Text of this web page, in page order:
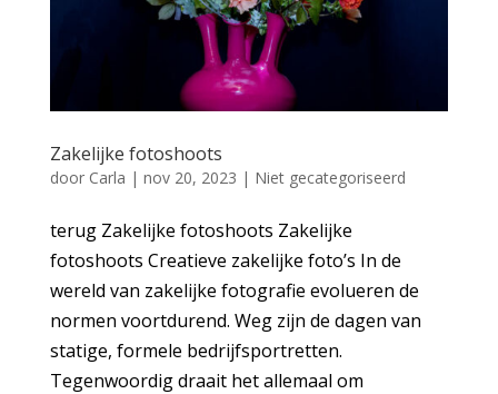
Zakelijke fotoshoots
door Carla | nov 20, 2023 | Niet gecategoriseerd
terug Zakelijke fotoshoots Zakelijke
fotoshoots Creatieve zakelijke foto’s In de
wereld van zakelijke fotografie evolueren de
normen voortdurend. Weg zijn de dagen van
statige, formele bedrijfsportretten.
Tegenwoordig draait het allemaal om